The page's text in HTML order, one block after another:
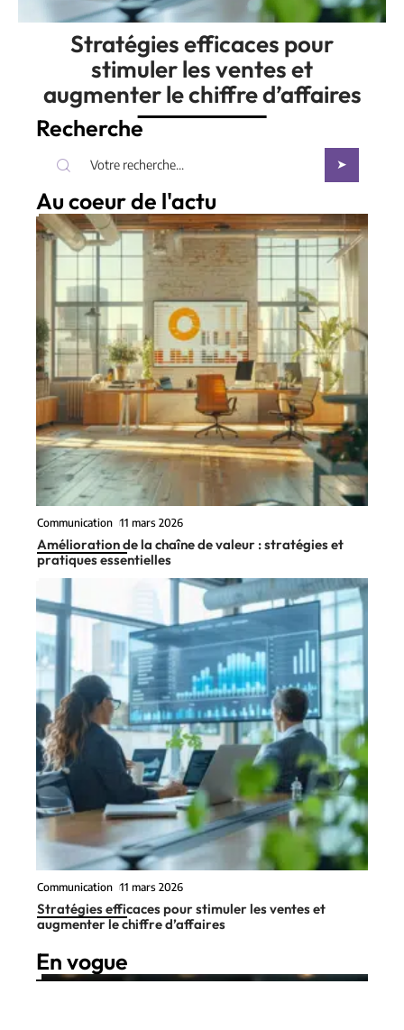
Stratégies efficaces pour
stimuler les ventes et
augmenter le chiffre d’affaires
Recherche
Au coeur de l'actu
Communication 11 mars 2026
Amélioration de la chaîne de valeur : stratégies et
pratiques essentielles
Communication 11 mars 2026
Stratégies efficaces pour stimuler les ventes et
augmenter le chiffre d’affaires
En vogue